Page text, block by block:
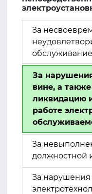
За
обслуживание
За
вине, а
ликвидацию
работе
За
должностной
За нарушения